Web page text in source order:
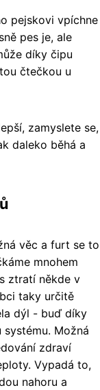
pejskovi vpíchne
pes je, ale
díky čipu
čtečkou u
zamyslete se,
daleko běhá a
věc a furt se to
mnohem
ztratí někde v
taky určitě
dýl - buď díky
Možná
zdraví
Vypadá to,
nahoru a